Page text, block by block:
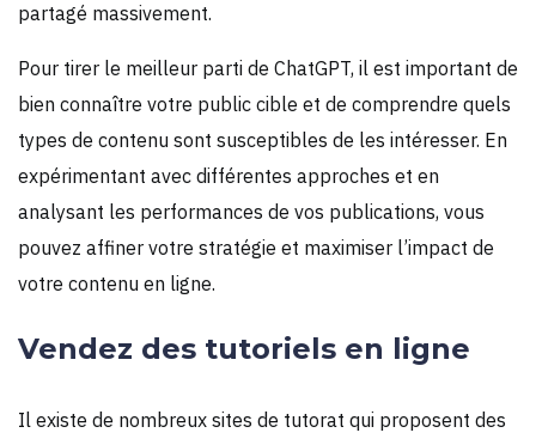
partagé massivement.
Pour tirer le meilleur parti de ChatGPT, il est important de
bien connaître votre public cible et de comprendre quels
types de contenu sont susceptibles de les intéresser. En
expérimentant avec différentes approches et en
analysant les performances de vos publications, vous
pouvez affiner votre stratégie et maximiser l’impact de
votre contenu en ligne.
Vendez des tutoriels en ligne
Il existe de nombreux sites de tutorat qui proposent des